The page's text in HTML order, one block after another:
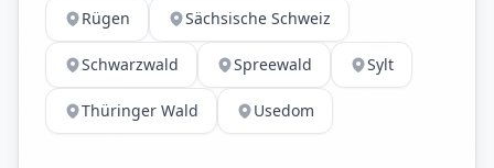
Rügen Sächsische Schweiz
Schwarzwald Spreewald Sylt
Thüringer Wald Usedom